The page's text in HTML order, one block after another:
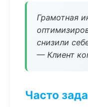
Грамотная
снизили
— Клиент
Часто